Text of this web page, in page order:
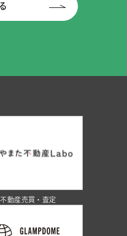
動産売買・査定